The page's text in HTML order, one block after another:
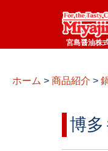
宮島醤油株
ホーム > 商品紹介 >
博